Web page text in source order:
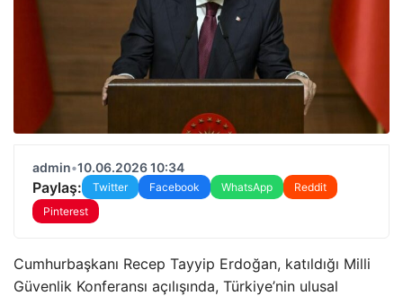
admin•10.06.2026 10:34
Paylaş: Twitter Facebook WhatsApp
Reddit
Pinterest
Cumhurbaşkanı Recep Tayyip Erdoğan, katıldığı Milli
Güvenlik Konferansı açılışında, Türkiye’nin ulusal